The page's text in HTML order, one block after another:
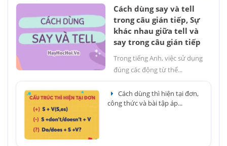
Cách dùng say và tell
trong câu gián tiếp, Sự
khác nhau giữa tell và
say trong câu gián tiếp
Trong tiếng Anh, việc sử dụng
đúng các động từ thể...
Cách dùng thì hiện tại đơn,
công thức và bài tập áp...